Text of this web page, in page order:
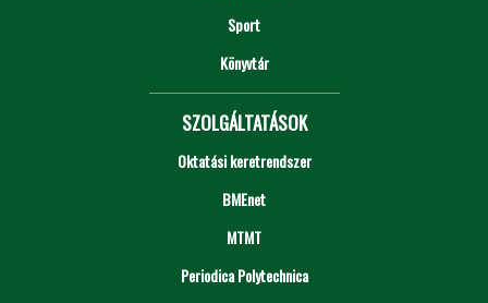
Sport
Könyvtár
SZOLGÁLTATÁSOK
Oktatási keretrendszer
BMEnet
MTMT
Periodica Polytechnica